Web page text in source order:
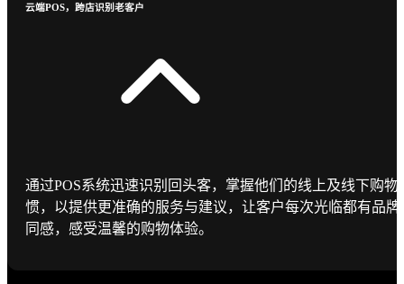
云端POS，跨店识别老客户
通过POS系统迅速识别回头客，掌握他们的线上及线下购物
惯，以提供更准确的服务与建议，让客户每次光临都有品牌
同感，感受温馨的购物体验。